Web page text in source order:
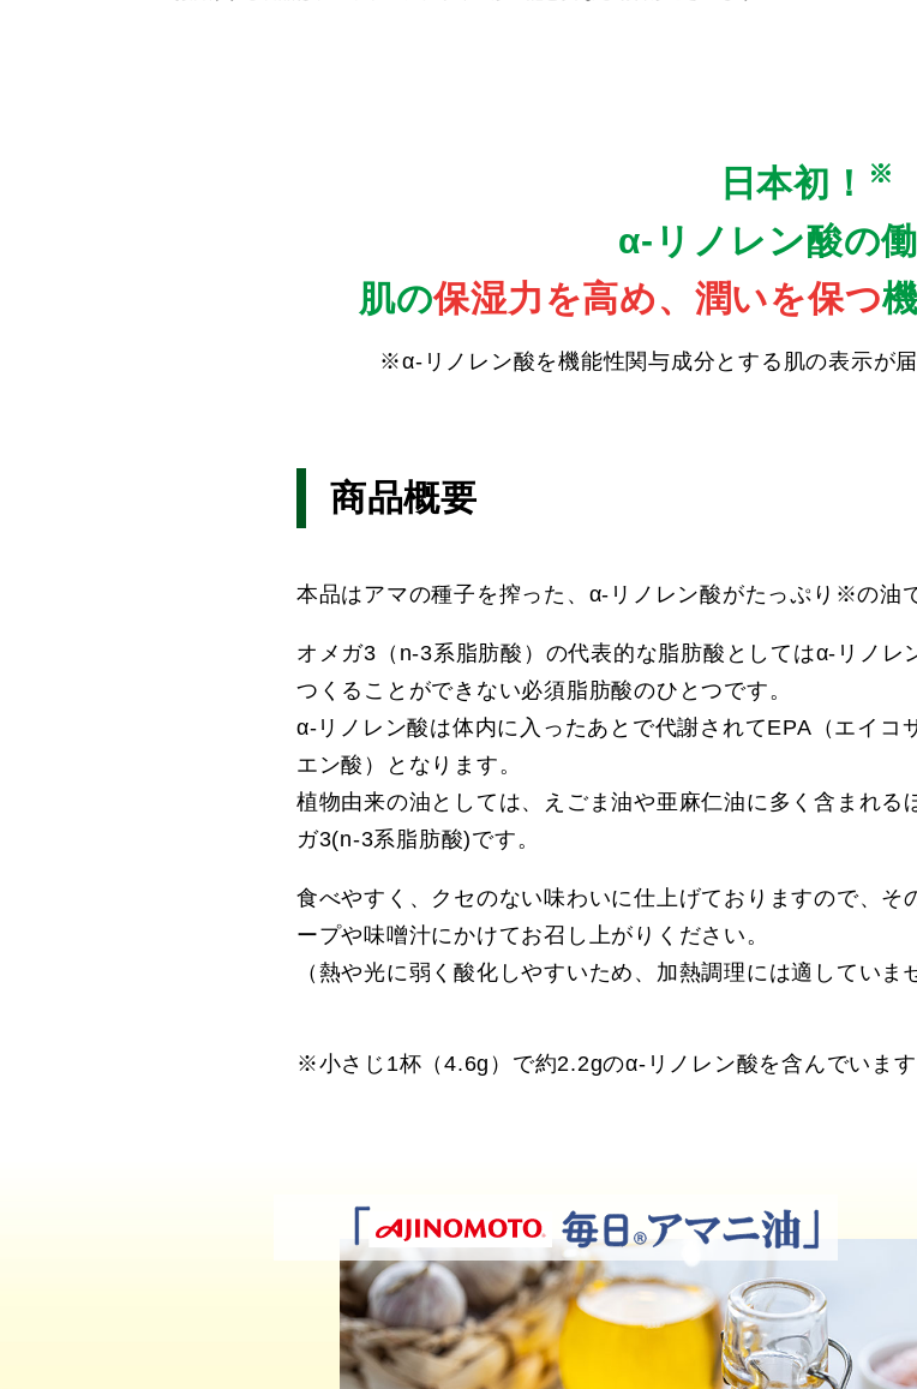
日本初！ ※
α-リノレン酸の
肌の保湿力を高め、潤いを保つ
※α-リノレン酸を機能性関与成分とする肌の表示が
商品概要
本品はアマの種子を搾った、α-リノレン酸がたっぷり※の油
オメガ3（n-3系脂肪酸）の代表的な脂肪酸としてはα-リノ
つくることができない必須脂肪酸のひとつです。
α-リノレン酸は体内に入ったあとで代謝されてEPA（エイコ
エン酸）となります。
植物由来の油としては、えごま油や亜麻仁油に多く含まれる
ガ3(n-3系脂肪酸)です。
食べやすく、クセのない味わいに仕上げておりますので、そ
ープや味噌汁にかけてお召し上がりください。
（熱や光に弱く酸化しやすいため、加熱調理には適していま
※小さじ1杯（4.6g）で約2.2gのα-リノレン酸を含んでいます